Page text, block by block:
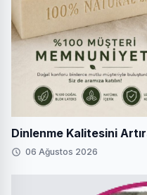
Dinlenme Kalitesini
06 Ağustos 2026